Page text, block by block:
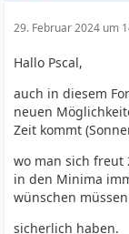
29. Februar 2024 um
Hallo Pscal,
auch in diesem
neuen
Zeit kommt
wo man sich freut
in den Minima
wünschen
sicherlich haben.